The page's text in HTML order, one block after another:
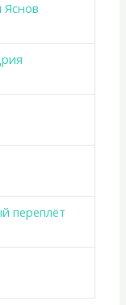
переплёт